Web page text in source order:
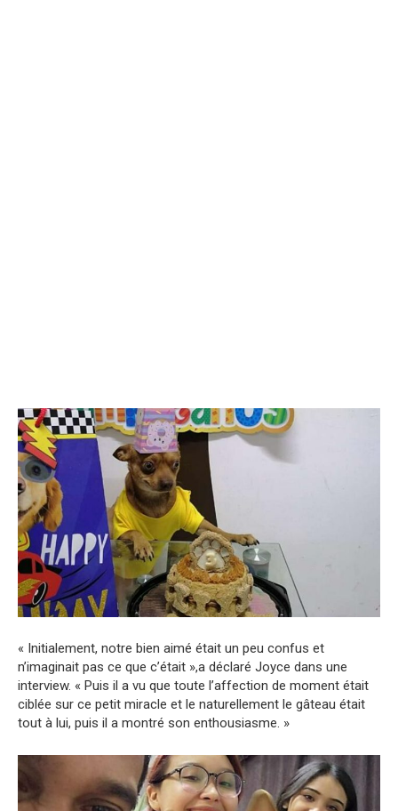
« Initialement, notre bien aimé était un peu confus et
n’imaginait pas ce que c’était »,a déclaré Joyce dans une
interview. « Puis il a vu que toute l’affection de moment était
ciblée sur ce petit miracle et le naturellement le gâteau était
tout à lui, puis il a montré son enthousiasme. »